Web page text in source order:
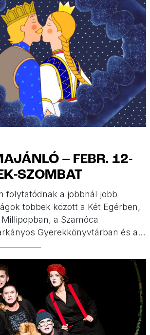
– FEBR. 12-
SZOMBAT
folytatódnak a jobbnál jobb
többek között a Két Egérben,
a Szamóca
Gyerekkönyvtárban és a
GYIK Műhely szülinap,
az Állatkertbe, nyomozás a Piros
jó mese, klasszikus zene és